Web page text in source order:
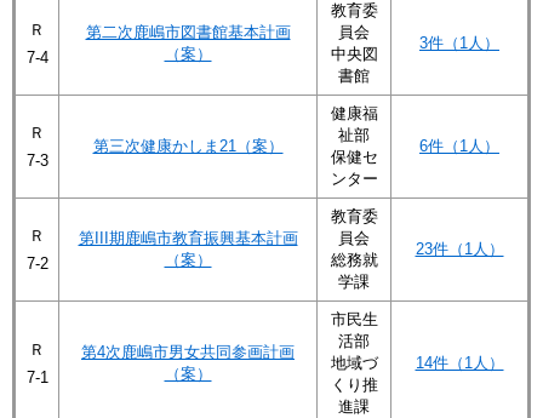
Ｒ
7-4
第二次鹿嶋市図書館基本計画
（案）
教育委
員会
中央図
書館
3件（1人）
Ｒ
7-3
第三次健康かしま21（案）
健康福
祉部
保健セ
ンター
6件（1人）
Ｒ
7-2
第III期鹿嶋市教育振興基本計画
（案）
教育委
員会
総務就
学課
23件（1人）
Ｒ
7-1
第4次鹿嶋市男女共同参画計画
（案）
市民生
活部
地域づ
くり推
進課
14件（1人）